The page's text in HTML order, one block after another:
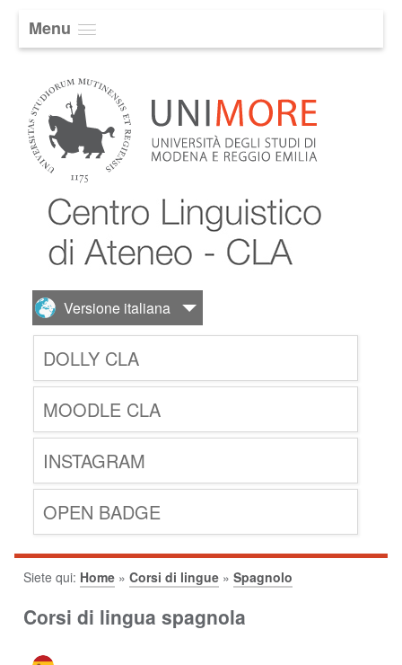
Menu
DOLLY CLA
MOODLE CLA
INSTAGRAM
OPEN BADGE
Siete qui: Home » Corsi di lingue » Spagnolo
Corsi di lingua spagnola